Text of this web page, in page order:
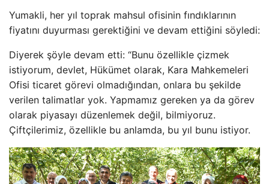
Yumakli, her yıl toprak mahsul ofisinin fındıklarının
fiyatını duyurması gerektiğini ve devam ettiğini söyledi:
Diyerek şöyle devam etti: “Bunu özellikle çizmek
istiyorum, devlet, Hükümet olarak, Kara Mahkemeleri
Ofisi ticaret görevi olmadığından, onlara bu şekilde
verilen talimatlar yok. Yapmamız gereken ya da görev
olarak piyasayı düzenlemek değil, bilmiyoruz.
Çiftçilerimiz, özellikle bu anlamda, bu yıl bunu istiyor.